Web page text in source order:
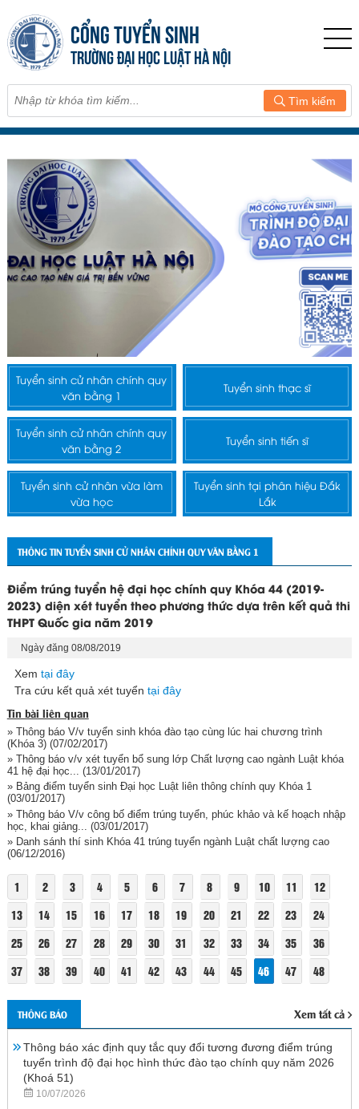
CỔNG TUYỂN SINH
TRƯỜNG ĐẠI HỌC LUẬT HÀ NỘI
Tìm kiếm
Tuyển sinh cử nhân chính quy
văn bằng 1
Tuyển sinh thạc sĩ
Tuyển sinh cử nhân chính quy
văn bằng 2
Tuyển sinh tiến sĩ
Tuyển sinh cử nhân vừa làm
vừa học
Tuyển sinh tại phân hiệu Đắk
Lắk
THÔNG TIN TUYỂN SINH CỬ NHÂN CHÍNH QUY VĂN BẰNG 1
Điểm trúng tuyển hệ đại học chính quy Khóa 44 (2019-
2023) diện xét tuyển theo phương thức dựa trên kết quả thi
THPT Quốc gia năm 2019
Ngày đăng 08/08/2019
Xem tại đây
Tra cứu kết quả xét tuyển tại đây
Tin bài liên quan
» Thông báo V/v tuyển sinh khóa đào tạo cùng lúc hai chương trình
(Khóa 3)(07/02/2017)
» Thông báo v/v xét tuyển bổ sung lớp Chất lượng cao ngành Luật khóa
41 hệ đại học... (13/01/2017)
» Bảng điểm tuyển sinh Đại học Luật liên thông chính quy Khóa 1
(03/01/2017)
» Thông báo V/v công bố điểm trúng tuyển, phúc khảo và kế hoạch nhập
học, khai giảng...
(03/01/2017)
» Danh sánh thí sinh Khóa 41 trúng tuyển ngành Luật chất lượng cao
(06/12/2016)
1 2 3 4 5 6 7 8 9 10 11
12
13
14 15 16 17 18 19 20 21 22 23
24
25
26 27 28 29 30 31 32 33 34 35
36
37
38 39 40 41 42 43 44 45 46 47 48
THÔNG BÁO Xem tất cả
Thông báo xác định quy tắc quy đổi tương đương điểm trúng
tuyển trình độ đại học hình thức đào tạo chính quy năm 2026
(Khoá 51)
10/07/2026